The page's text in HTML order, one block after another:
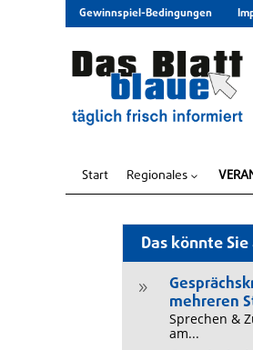
Gewinnspiel-Bedingungen
Start Regionales 3
Das könnte
9
mehreren
Sprechen &
am...